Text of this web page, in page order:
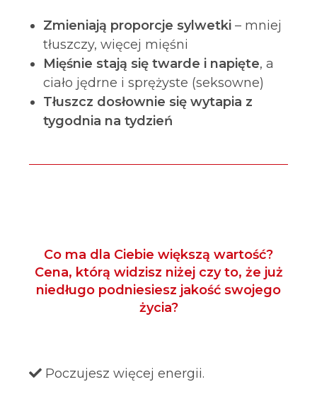
Zmieniają proporcje sylwetki – mniej
tłuszczy, więcej mięśni
Mięśnie stają się twarde i napięte, a
ciało jędrne i sprężyste (seksowne)
Tłuszcz dosłownie się wytapia z
tygodnia na tydzień
Co ma dla Ciebie większą wartość?
Cena, którą widzisz niżej czy to, że już
niedługo podniesiesz jakość swojego
życia?
Poczujesz więcej energii.